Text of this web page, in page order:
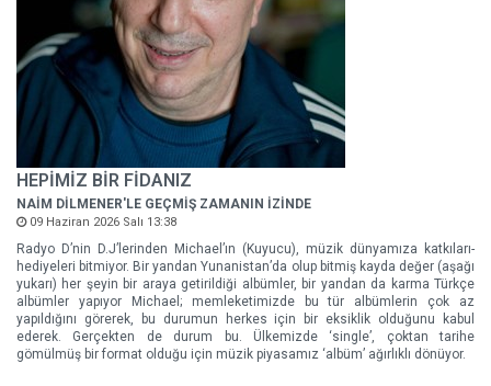
HEPİMİZ BİR FİDANIZ
NAİM DİLMENER'LE GEÇMİŞ ZAMANIN İZİNDE
09 Haziran 2026 Salı 13:38
Radyo D’nin D.J’lerinden Michael’ın (Kuyucu), müzik dünyamıza katkıları-
hediyeleri bitmiyor. Bir yandan Yunanistan’da olup bitmiş kayda değer (aşağı
yukarı) her şeyin bir araya getirildiği albümler, bir yandan da karma Türkçe
albümler yapıyor Michael; memleketimizde bu tür albümlerin çok az
yapıldığını görerek, bu durumun herkes için bir eksiklik olduğunu kabul
ederek. Gerçekten de durum bu. Ülkemizde ‘single’, çoktan tarihe
gömülmüş bir format olduğu için müzik piyasamız ‘albüm’ ağırlıklı dönüyor.